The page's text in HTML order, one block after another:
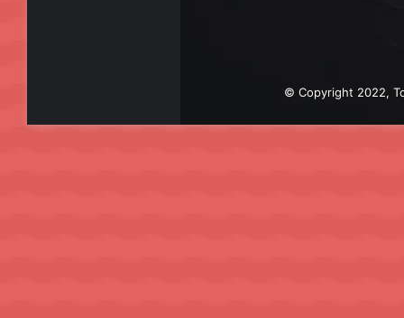
© Copyright 2022,